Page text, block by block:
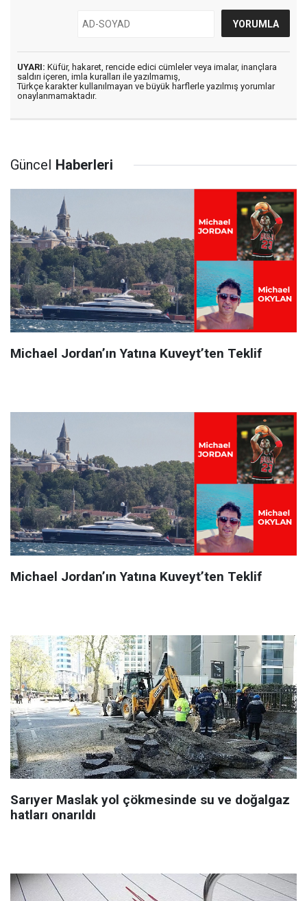
UYARI: Küfür, hakaret, rencide edici cümleler veya imalar, inançlara
saldırı içeren, imla kuralları ile yazılmamış,
Türkçe karakter kullanılmayan ve büyük harflerle yazılmış yorumlar
onaylanmamaktadır.
Güncel Haberleri
Michael Jordan’ın Yatına Kuveyt’ten Teklif
Michael Jordan’ın Yatına Kuveyt’ten Teklif
Sarıyer Maslak yol çökmesinde su ve doğalgaz
hatları onarıldı